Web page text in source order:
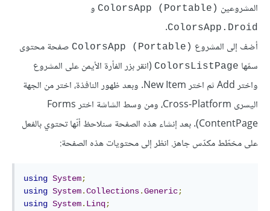
المشروعين ColorsApp (Portable) و
ColorsApp.Droid
.
أضف إلى المشروع ColorsApp (Portable) صفحة محتوى
سمّها ColorsListPage (انقر بزر الفأرة الأيمن على المشروع
واختر Add ثم اختر New Item. وبعد ظهور النافذة، اختر من الجهة
اليسرى Cross-Platform، ومن وسط الشاشة اختر Forms
ContentPage). بعد إنشاء هذه الصفحة سنلاحظ أنّها تحتوي بالفعل
على مخطّط مكدّس جاهز. انظر إلى محتويات هذه الصفحة:
using System;
using System.Collections.Generic;
using System. Linq;